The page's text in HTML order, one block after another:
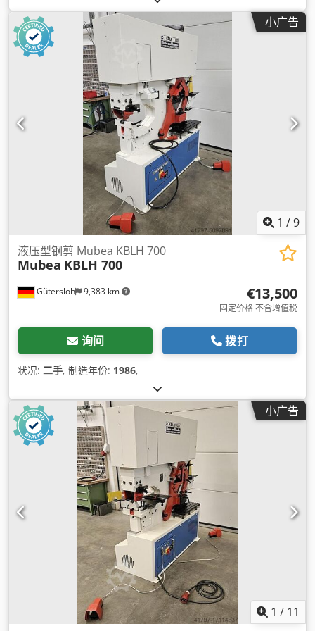
小广告
1 /9
Gütersloh 9,383 km
液压型钢剪 Mubea KBLH 700
Mubea KBLH 700
€13,500
固定价格 不含增值税
询问 拨打
状况: 二手, 制造年份: 1986,
小广告
1 / 11